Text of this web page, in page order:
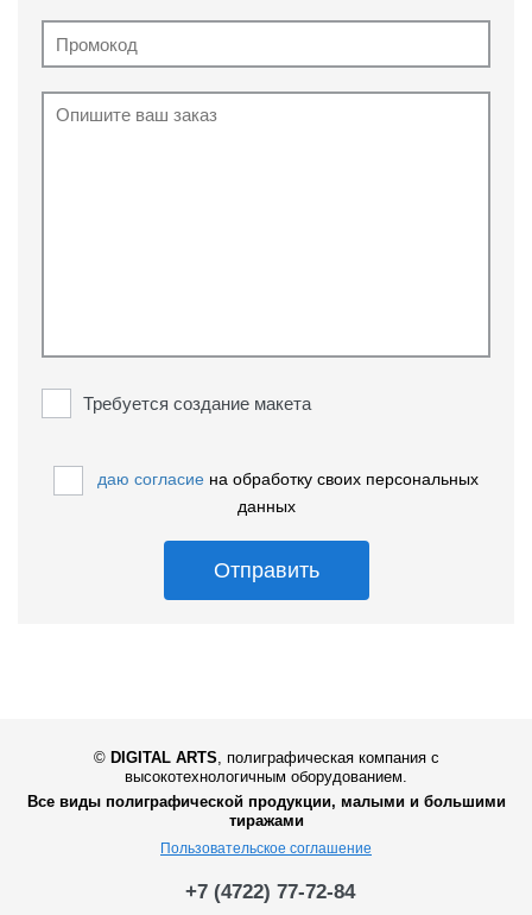
Требуется создание макета
даю согласие на обработку своих персональных
данных
Отправить
© DIGITAL ARTS, полиграфическая компания с
высокотехнологичным оборудованием.
Все виды полиграфической продукции, малыми и большими
тиражами
Пользовательское соглашение
+7 (4722) 77-72-84